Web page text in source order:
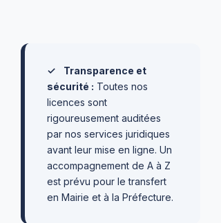
✓
Transparence et
sécurité : Toutes nos
licences sont
rigoureusement auditées
par nos services juridiques
avant leur mise en ligne. Un
accompagnement de A à Z
est prévu pour le transfert
en Mairie et à la Préfecture.